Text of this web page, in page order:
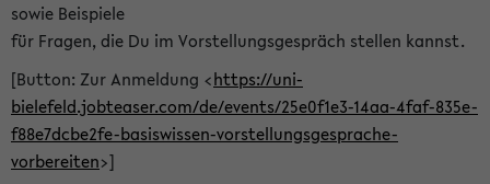
sowie Beispiele
für Fragen, die Du im Vorstellungsgespräch stellen kannst.
[Button: Zur Anmeldung <https://uni-
bielefeld.jobteaser.com/de/events/25e0f1e3-14aa-4faf-835e-
f88e7dcbe2fe-basiswissen-vorstellungsgesprache-
vorbereiten>]